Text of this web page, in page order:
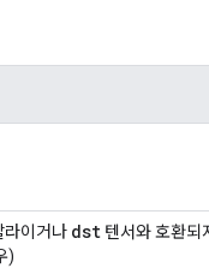
라이거나 dst 텐서와 호환되
)